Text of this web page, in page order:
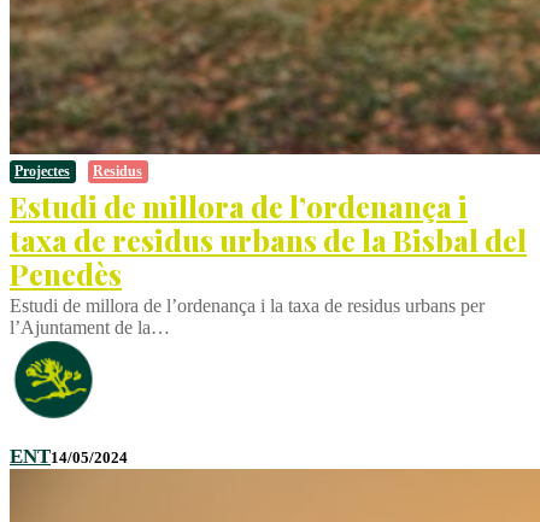
Projectes Residus
Estudi de millora de l’ordenança i
taxa de residus urbans de la Bisbal del
Penedès
Estudi de millora de l’ordenança i la taxa de residus urbans per
l’Ajuntament de la…
ENT14/05/2024